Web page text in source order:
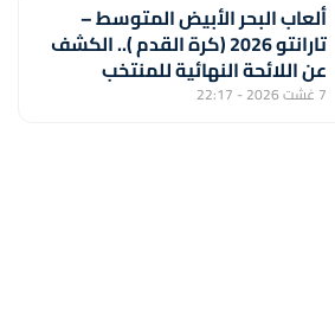
ألعاب البحر الأبيض المتوسط –
تارانتو 2026 (كرة القدم ).. الكشف
عن اللائحة النهائية للمنتخب
المغربي لأقل من 20 سنة
7 غشت 2026 - 22:17